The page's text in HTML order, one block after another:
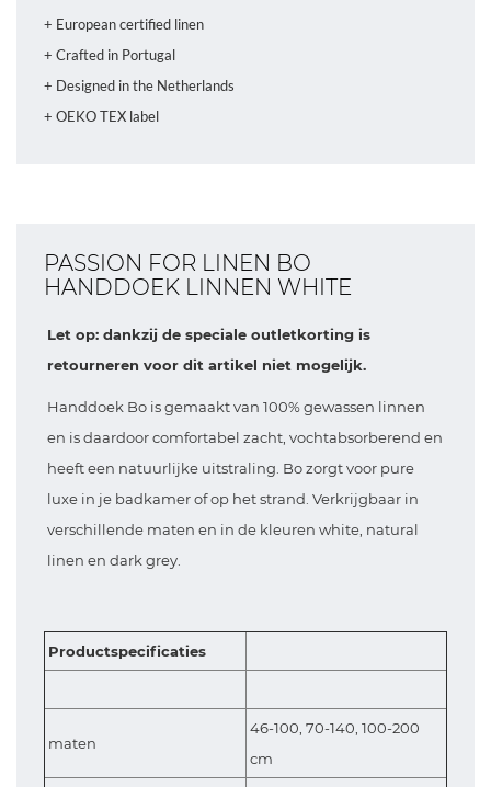
+ European certified linen
+ Crafted in Portugal
+ Designed in the Netherlands
+ OEKO TEX label
PASSION FOR LINEN BO
HANDDOEK LINNEN WHITE
Let op: dankzij de speciale outletkorting is
retourneren voor dit artikel niet mogelijk.
Handdoek Bo is gemaakt van 100% gewassen linnen
en is daardoor comfortabel zacht, vochtabsorberend en
heeft een natuurlijke uitstraling. Bo zorgt voor pure
luxe in je badkamer of op het strand. Verkrijgbaar in
verschillende maten en in de kleuren white, natural
linen en dark grey.
Productspecificaties
maten
46-100, 70-140, 100-200
cm